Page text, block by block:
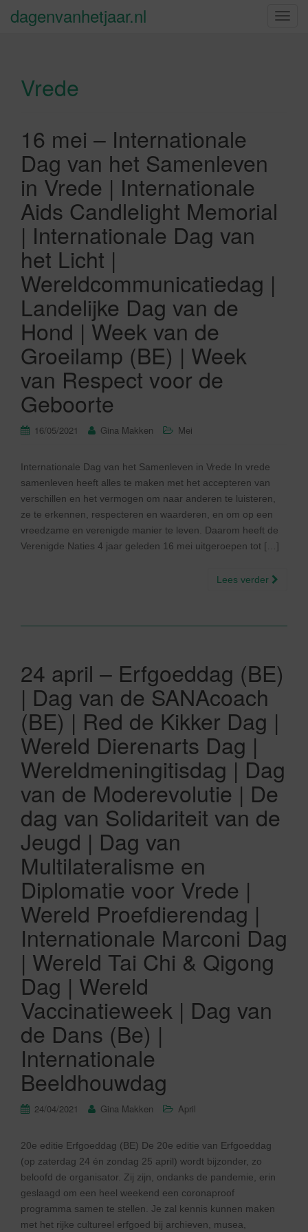
S
dagenvanhetjaar.nl
Vrede
16 mei – Internationale
Dag van het Samenleven
in Vrede | Internationale
Aids Candlelight Memorial
| Internationale Dag van
het Licht |
Wereldcommunicatiedag |
Landelijke Dag van de
Hond | Week van de
Groeilamp (BE) | Week
van Respect voor de
Geboorte
16/05/2021 Gina Makken Mei
Internationale Dag van het Samenleven in Vrede In vrede
samenleven heeft alles te maken met het accepteren van
verschillen en het vermogen om naar anderen te luisteren,
ze te erkennen, respecteren en waarderen, en om op een
vreedzame en verenigde manier te leven. Daarom heeft de
Verenigde Naties 4 jaar geleden 16 mei uitgeroepen tot […]
Lees verder
24 april – Erfgoeddag (BE)
| Dag van de SANAcoach
(BE) | Red de Kikker Dag |
Wereld Dierenarts Dag |
Wereldmeningitisdag | Dag
van de Moderevolutie | De
dag van Solidariteit van de
Jeugd | Dag van
Multilateralisme en
Diplomatie voor Vrede |
Wereld Proefdierendag |
Internationale Marconi Dag
| Wereld Tai Chi & Qigong
Dag | Wereld
Vaccinatieweek | Dag van
de Dans (Be) |
Internationale
Beeldhouwdag
24/04/2021 Gina Makken April
20e editie Erfgoeddag (BE) De 20e editie van Erfgoeddag
(op zaterdag 24 én zondag 25 april) wordt bijzonder, zo
beloofd de organisator. Zij zijn, ondanks de pandemie, erin
geslaagd om een heel weekend een coronaproof
programma samen te stellen. Je zal kennis kunnen maken
met het rijke cultureel erfgoed bij archieven, musea,